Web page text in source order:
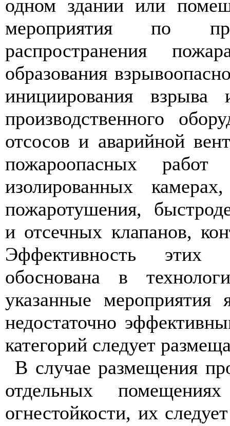
одном здании или
мероприятия по
распространения
образования
инициирования взрыва
производственного
отсосов и аварийной
пожароопасных
изолированных
пожаротушения,
и отсечных клапанов,
Эффективность
обоснована в
указанные мероприятия
недостаточно
категорий следует
В случае размещения
отдельных
огнестойкости, их